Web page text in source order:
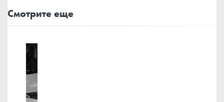
Смотрите еще